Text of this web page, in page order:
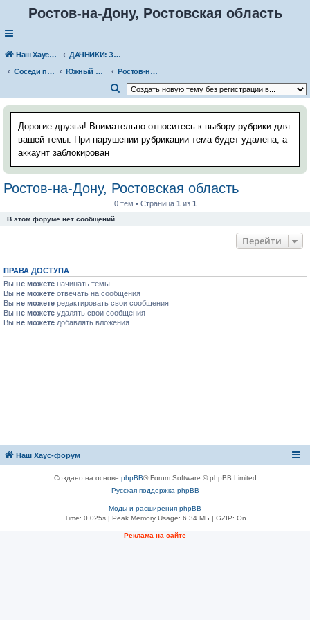
Ростов-на-Дону, Ростовская область
Наш Хаус-форум
ДАЧНИКИ: ЗНАКОМСТВА, ВСТРЕЧИ. РАССКАЗЫ О ДАЧЕ
Соседи по даче
Южный федеральный округ
Ростов-на-Дону, Ростовская область
о
с
Дорогие друзья! Внимательно относитесь к выбору рубрики для
вашей темы. При нарушении рубрикации тема будет удалена, а
аккаунт заблокирован
Ростов-на-Дону, Ростовская область
0 тем • Страница 1 из 1
В этом форуме нет сообщений.
Перейти
ПРАВА ДОСТУПА
Вы не можете начинать темы
Вы не можете отвечать на сообщения
Вы не можете редактировать свои сообщения
Вы не можете удалять свои сообщения
Вы не можете добавлять вложения
Наш Хаус-форум
Создано на основе phpBB® Forum Software © phpBB Limited
Русская поддержка phpBB
Моды и расширения phpBB
Time: 0.025s| Peak Memory Usage: 6.34 МБ | GZIP: On
Реклама на сайте